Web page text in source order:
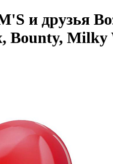
и друзья
Milky